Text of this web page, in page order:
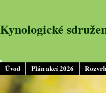
Úvod Plán akcí 2026
Kynologické